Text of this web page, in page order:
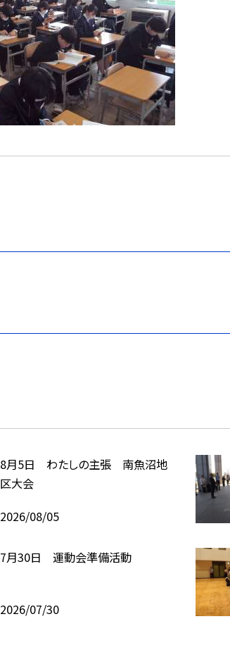
8月5日 わたしの主張 南魚沼地
区大会
2026/08/05
7月30日 運動会準備活動
2026/07/30